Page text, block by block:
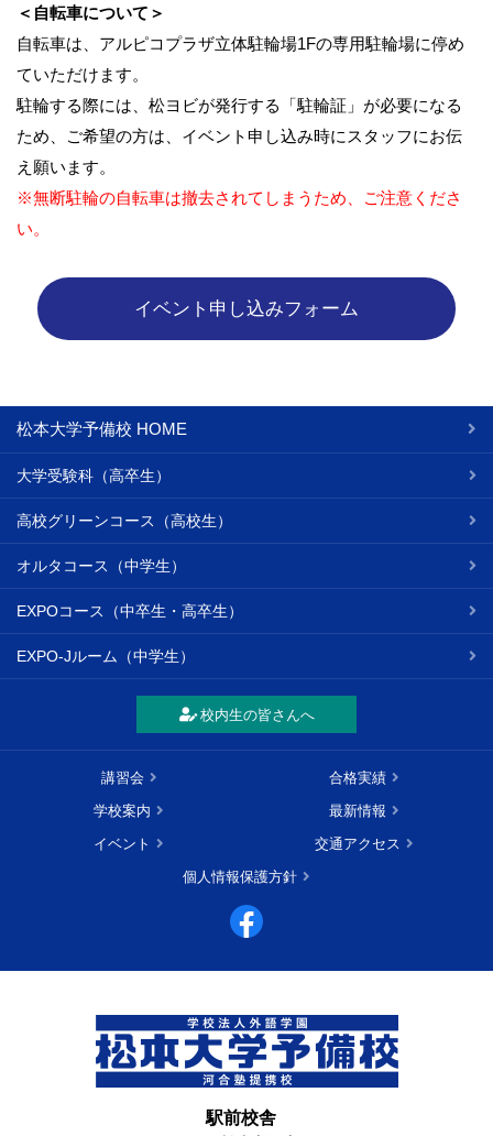
＜自転車について＞
自転車は、アルピコプラザ立体駐輪場1Fの専用駐輪場に停め
ていただけます。
駐輪する際には、松ヨビが発行する「駐輪証」が必要になる
ため、ご希望の方は、イベント申し込み時にスタッフにお伝
え願います。
※無断駐輪の自転車は撤去されてしまうため、ご注意くださ
い。
松本大学予備校 HOME
大学受験科（高卒生）
高校グリーンコース（高校生）
オルタコース（中学生）
EXPOコース（中卒生・高卒生）
EXPO-Jルーム（中学生）
校内生の皆さんへ
講習会
合格実績
学校案内
最新情報
イベント
交通アクセス
個人情報保護方針
駅前校舎